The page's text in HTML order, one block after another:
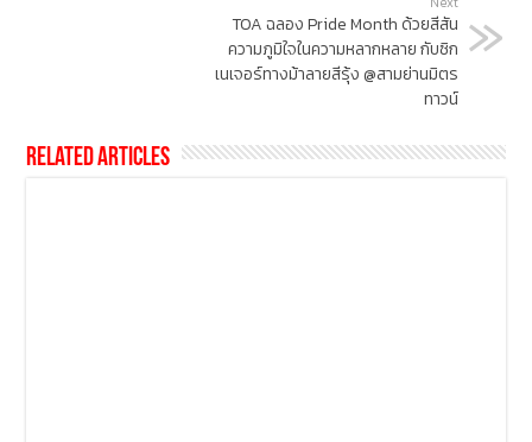
TOA ฉลอง Pride Month ด้วยสีสัน
ความภูมิใจในความหลากหลาย กับซิก
เนเจอร์ทางม้าลายสีรุ้ง @สามย่านมิตร
ทาวน์
Related Articles